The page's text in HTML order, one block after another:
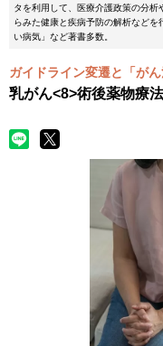
タを利用して、医療介護政策の分
らみた健康と疾病予防の解析などを
い病気」など著書多数。
ガイドライン変遷と「がん
乳がん<8>術後薬物療